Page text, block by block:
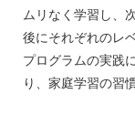
ムリなく学習し、
後にそれぞれのレ
プログラムの実践
り、家庭学習の習